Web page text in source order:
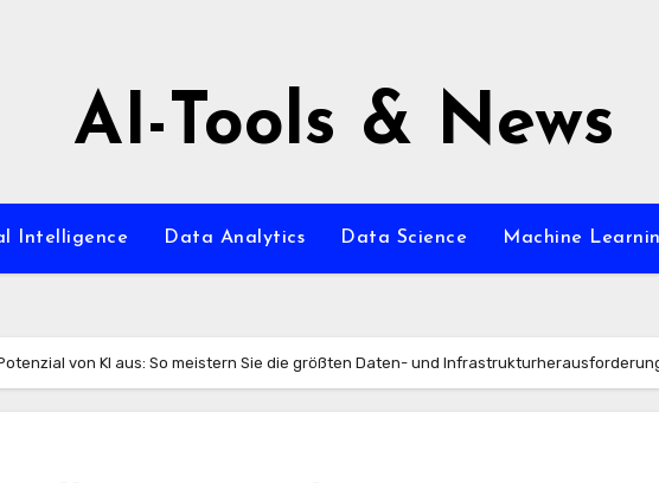
AI-Tools & News
Intelligence Data Analytics Data Science Machine
von KI aus: So meistern Sie die größten Daten- und